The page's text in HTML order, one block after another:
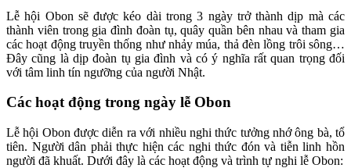
Lễ hội Obon sẽ được kéo dài trong 3 ngày trở thành dịp mà các
thành viên trong gia đình đoàn tụ, quây quần bên nhau và tham gia
các hoạt động truyền thống như nhảy múa, thả đèn lồng trôi sông…
Đây cũng là dịp đoàn tụ gia đình và có ý nghĩa rất quan trọng đối
với tâm linh tín ngưỡng của người Nhật.
Các hoạt động trong ngày lễ Obon
Lễ hội Obon được diễn ra với nhiều nghi thức tưởng nhớ ông bà, tổ
tiên. Người dân phải thực hiện các nghi thức đón và tiễn linh hồn
người đã khuất. Dưới đây là các hoạt động và trình tự nghi lễ Obon: